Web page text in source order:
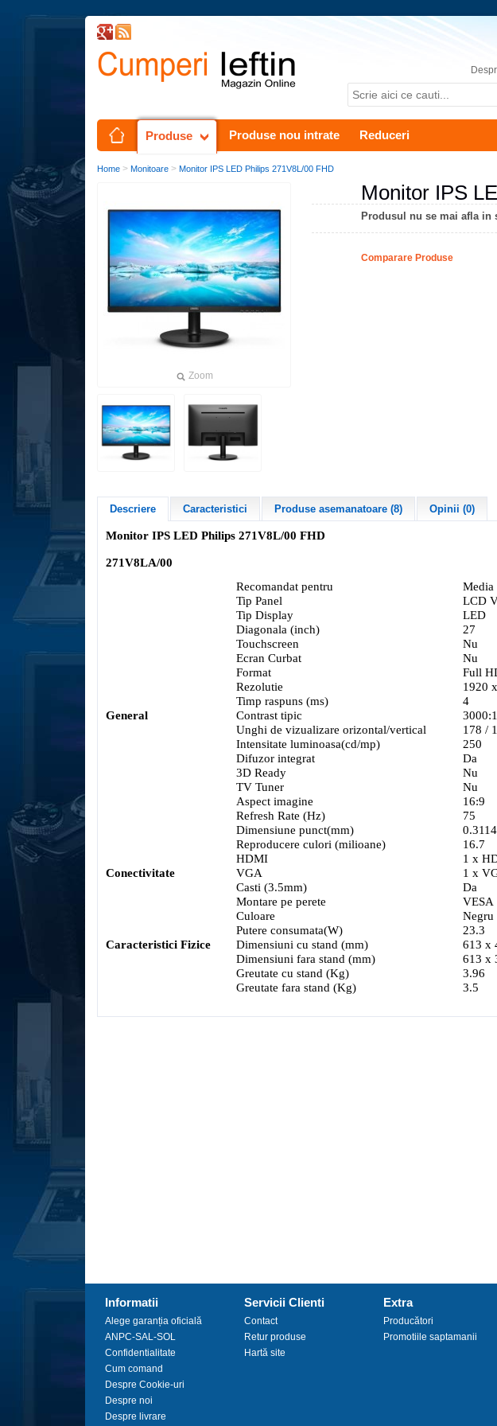
Produse Produse nou intrate Reduceri
Home > Monitoare > Monitor IPS LED Philips 271V8L/00 FHD
Zoom
Monitor IPS
Produsul nu se mai afla in
Comparare Produse
Descriere Caracteristici Produse asemanatoare (8) Opinii (0)
Monitor IPS LED Philips 271V8L/00 FHD
271V8LA/00
General
Recomandat pentru
Media
Tip Panel
LCD
Tip Display
LED
Diagonala (inch)
27
Touchscreen
Nu
Ecran Curbat
Nu
Format
Full
Rezolutie
1920
Timp raspuns (ms)
4
Contrast tipic
3000:1
Unghi de vizualizare orizontal/vertical
178 /
Intensitate luminoasa(cd/mp)
250
Difuzor integrat
Da
3D Ready
Nu
TV Tuner
Nu
Aspect imagine
16:9
Refresh Rate (Hz)
75
Dimensiune punct(mm)
0.3114
Reproducere culori (milioane)
16.7
Conectivitate
HDMI
1 x
VGA
1 x
Casti (3.5mm)
Da
Caracteristici Fizice
Montare pe perete
VESA
Culoare
Negru
Putere consumata(W)
23.3
Dimensiuni cu stand (mm)
613 x
Dimensiuni fara stand (mm)
613 x
Greutate cu stand (Kg)
3.96
Greutate fara stand (Kg)
3.5
Informatii
Alege garanția oficială
ANPC-SAL-SOL
Confidentialitate
Cum comand
Despre Cookie-uri
Despre noi
Despre livrare
Servicii Clienti
Contact
Retur produse
Hartă site
Extra
Producători
Promotiile saptamanii